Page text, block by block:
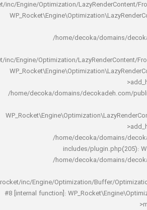
rocket/inc/Engine/Optimization/
/home/decoka/
rocket/inc/Engine/Optimization/
/home/decoka/domains/
/home/decoka/
includes/
/home/decoka/
rocket/inc/Engine/Optimization/
#8 [internal function]: